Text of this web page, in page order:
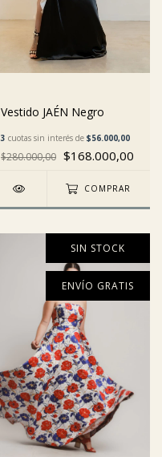
Vestido JAÉN Negro
3 cuotas sin interés de $56.000,00
$280.000,00 $168.000,00
COMPRAR
SIN STOCK
ENVÍO GRATIS